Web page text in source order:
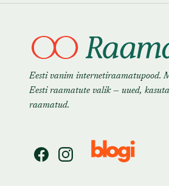
Eesti vanim internetiraamatupood.
Eesti raamatute valik — uued,
raamatud.